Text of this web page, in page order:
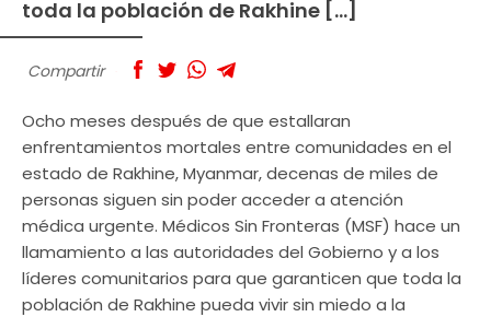
toda la población de Rakhine […]
Compartir
Ocho meses después de que estallaran
enfrentamientos mortales entre comunidades en el
estado de Rakhine, Myanmar, decenas de miles de
personas siguen sin poder acceder a atención
médica urgente. Médicos Sin Fronteras (MSF) hace un
llamamiento a las autoridades del Gobierno y a los
líderes comunitarios para que garanticen que toda la
población de Rakhine pueda vivir sin miedo a la